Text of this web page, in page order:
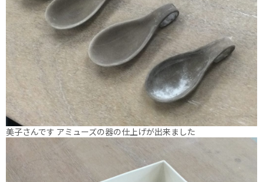
美子さんです アミューズの器の仕上げが出来ました